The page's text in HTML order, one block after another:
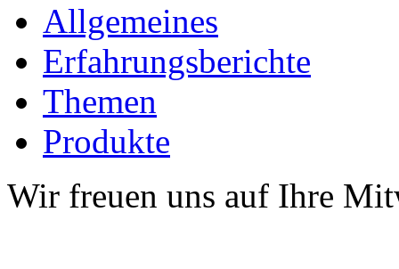
Allgemeines
Erfahrungsberichte
Themen
Produkte
Wir freuen uns auf Ihre